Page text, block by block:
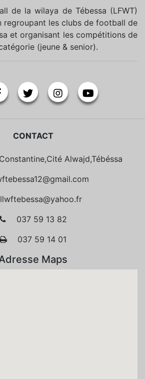
de la wilaya de Tébessa (LFWT)
regroupant les clubs de football de
et organisant les compétitions de
(jeune & senior).
CONTACT
Alwajd,Tébéssa
llwftebessa@yahoo.fr
037 59 13 82
037 59 14 01
Maps